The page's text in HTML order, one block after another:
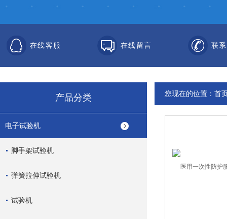
在线客服 在线留言 联
产品分类
电子试验机
脚手架试验机
弹簧拉伸试验机
试验机
您现在的位置： 首